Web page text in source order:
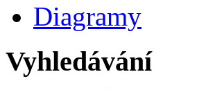
Diagramy
Vyhledávání